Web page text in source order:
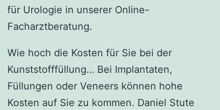
für Urologie in unserer Online-
Facharztberatung.
Wie hoch die Kosten für Sie bei der
Kunststofffüllung… Bei Implantaten,
Füllungen oder Veneers können hohe
Kosten auf Sie zu kommen. Daniel Stute